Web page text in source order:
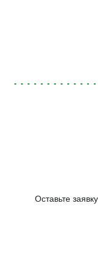
Оставьте